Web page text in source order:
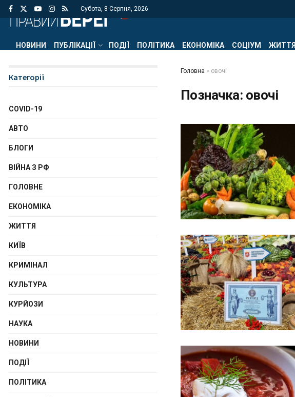
Субота, 8 Серпня, 2026
НОВИНИ ПУБЛІКАЦІЇ ПОДІЇ ПОЛІТИКА ЕКОНОМІКА СОЦІУМ ЖИТТЯ
Головна » овочі
Позначка: овочі
Категорії
COVID-19
АВТО
БЛОГИ
ВІЙНА З РФ
ГОЛОВНЕ
ЕКОНОМІКА
ЖИТТЯ
КИЇВ
КРИМІНАЛ
КУЛЬТУРА
КУРЙОЗИ
НАУКА
НОВИНИ
ПОДІЇ
ПОЛІТИКА